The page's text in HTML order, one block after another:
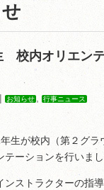
校内オリエン
お知らせ , 行事ニュース
生が校内（第２グラ
テーションを行いまし
ンストラクターの指